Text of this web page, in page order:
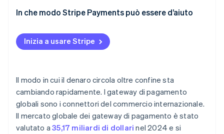
Metodi di pagamento supportati
Valuta e copertura geografica
Integrazione e facilità d’uso
Commissioni e costi di transazione
Rilevamento e prevenzione delle frodi
Scalabilità e crescita futura
In che modo Stripe Payments può essere d’aiuto
Inizia a usare Stripe
Il modo in cui il denaro circola oltre confine sta
cambiando rapidamente. I gateway di pagamento
globali sono i connettori del commercio internazionale.
Il mercato globale dei gateway di pagamento è stato
valutato a35,17 miliardi di dollari nel 2024 e si